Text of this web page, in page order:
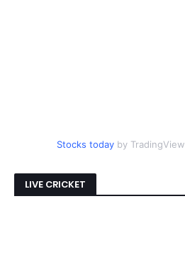
Stocks todayby TradingView
LIVE CRICKET